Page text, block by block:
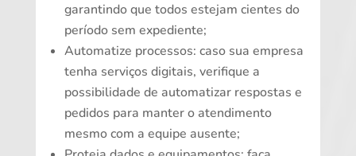
garantindo que todos estejam cientes do
período sem expediente;
Automatize processos: caso sua empresa
tenha serviços digitais, verifique a
possibilidade de automatizar respostas e
pedidos para manter o atendimento
mesmo com a equipe ausente;